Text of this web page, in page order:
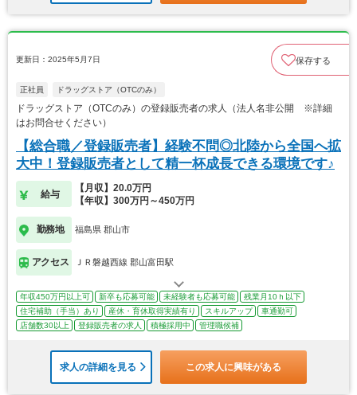
更新日：2025年5月7日 保存する
正社員 ドラッグストア（OTCのみ）
ドラッグストア（OTCのみ）の登録販売者の求人（法人名非公開 ※詳細
はお問合せください）
【総合職／登録販売者】経験不問◎北陸から全国へ拡
大中！登録販売者として精一杯成長できる環境です♪
給与
【月収】20.0万円
【年収】300万円～450万円
勤務地 福島県 郡山市
アクセス ＪＲ磐越西線 郡山富田駅
年収450万円以上可 新卒も応募可能 未経験者も応募可能
残業月10ｈ以下
住宅補助（手当）あり
産休・育休取得実績有り スキルアップ
車通勤可
店舗数30以上
登録販売者の求人 積極採用中 管理職候補
求人の詳細を見る この求人に興味がある